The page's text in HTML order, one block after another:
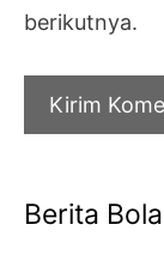
berikutnya.
Berita